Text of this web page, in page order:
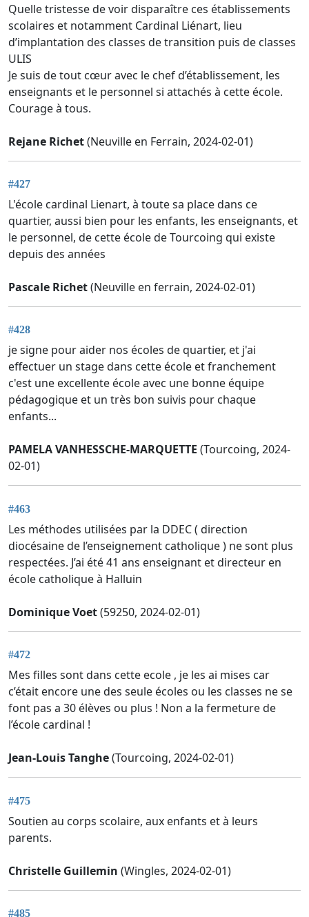
Quelle tristesse de voir disparaître ces établissements
scolaires et notamment Cardinal Liénart, lieu
d’implantation des classes de transition puis de classes
ULIS
Je suis de tout cœur avec le chef d’établissement, les
enseignants et le personnel si attachés à cette école.
Courage à tous.
Rejane Richet(Neuville en Ferrain, 2024-02-01)
#427
L'école cardinal Lienart, à toute sa place dans ce
quartier, aussi bien pour les enfants, les enseignants, et
le personnel, de cette école de Tourcoing qui existe
depuis des années
Pascale Richet(Neuville en ferrain, 2024-02-01)
#428
je signe pour aider nos écoles de quartier, et j'ai
effectuer un stage dans cette école et franchement
c'est une excellente école avec une bonne équipe
pédagogique et un très bon suivis pour chaque
enfants...
PAMELA VANHESSCHE-MARQUETTE (Tourcoing, 2024-
02-01)
#463
Les méthodes utilisées par la DDEC ( direction
diocésaine de l’enseignement catholique ) ne sont plus
respectées. J’ai été 41 ans enseignant et directeur en
école catholique à Halluin
Dominique Voet(59250, 2024-02-01)
#472
Mes filles sont dans cette ecole , je les ai mises car
c’était encore une des seule écoles ou les classes ne se
font pas a 30 élèves ou plus ! Non a la fermeture de
l’école cardinal !
Jean-Louis Tanghe(Tourcoing, 2024-02-01)
#475
Soutien au corps scolaire, aux enfants et à leurs
parents.
Christelle Guillemin (Wingles, 2024-02-01)
#485